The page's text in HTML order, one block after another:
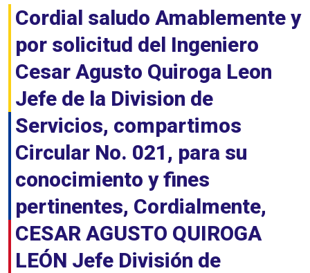
Cordial saludo Amablemente y
por solicitud del Ingeniero
Cesar Agusto Quiroga Leon
Jefe de la Division de
Servicios, compartimos
Circular No. 021, para su
conocimiento y fines
pertinentes, Cordialmente,
CESAR AGUSTO QUIROGA
LEÓN Jefe División de